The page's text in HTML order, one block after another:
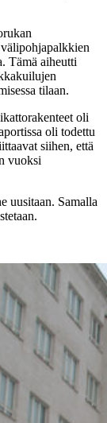
Tämä aiheutti
tilaan.
oli
oli todettu
siihen, että
vuoksi
uusitaan. Samalla